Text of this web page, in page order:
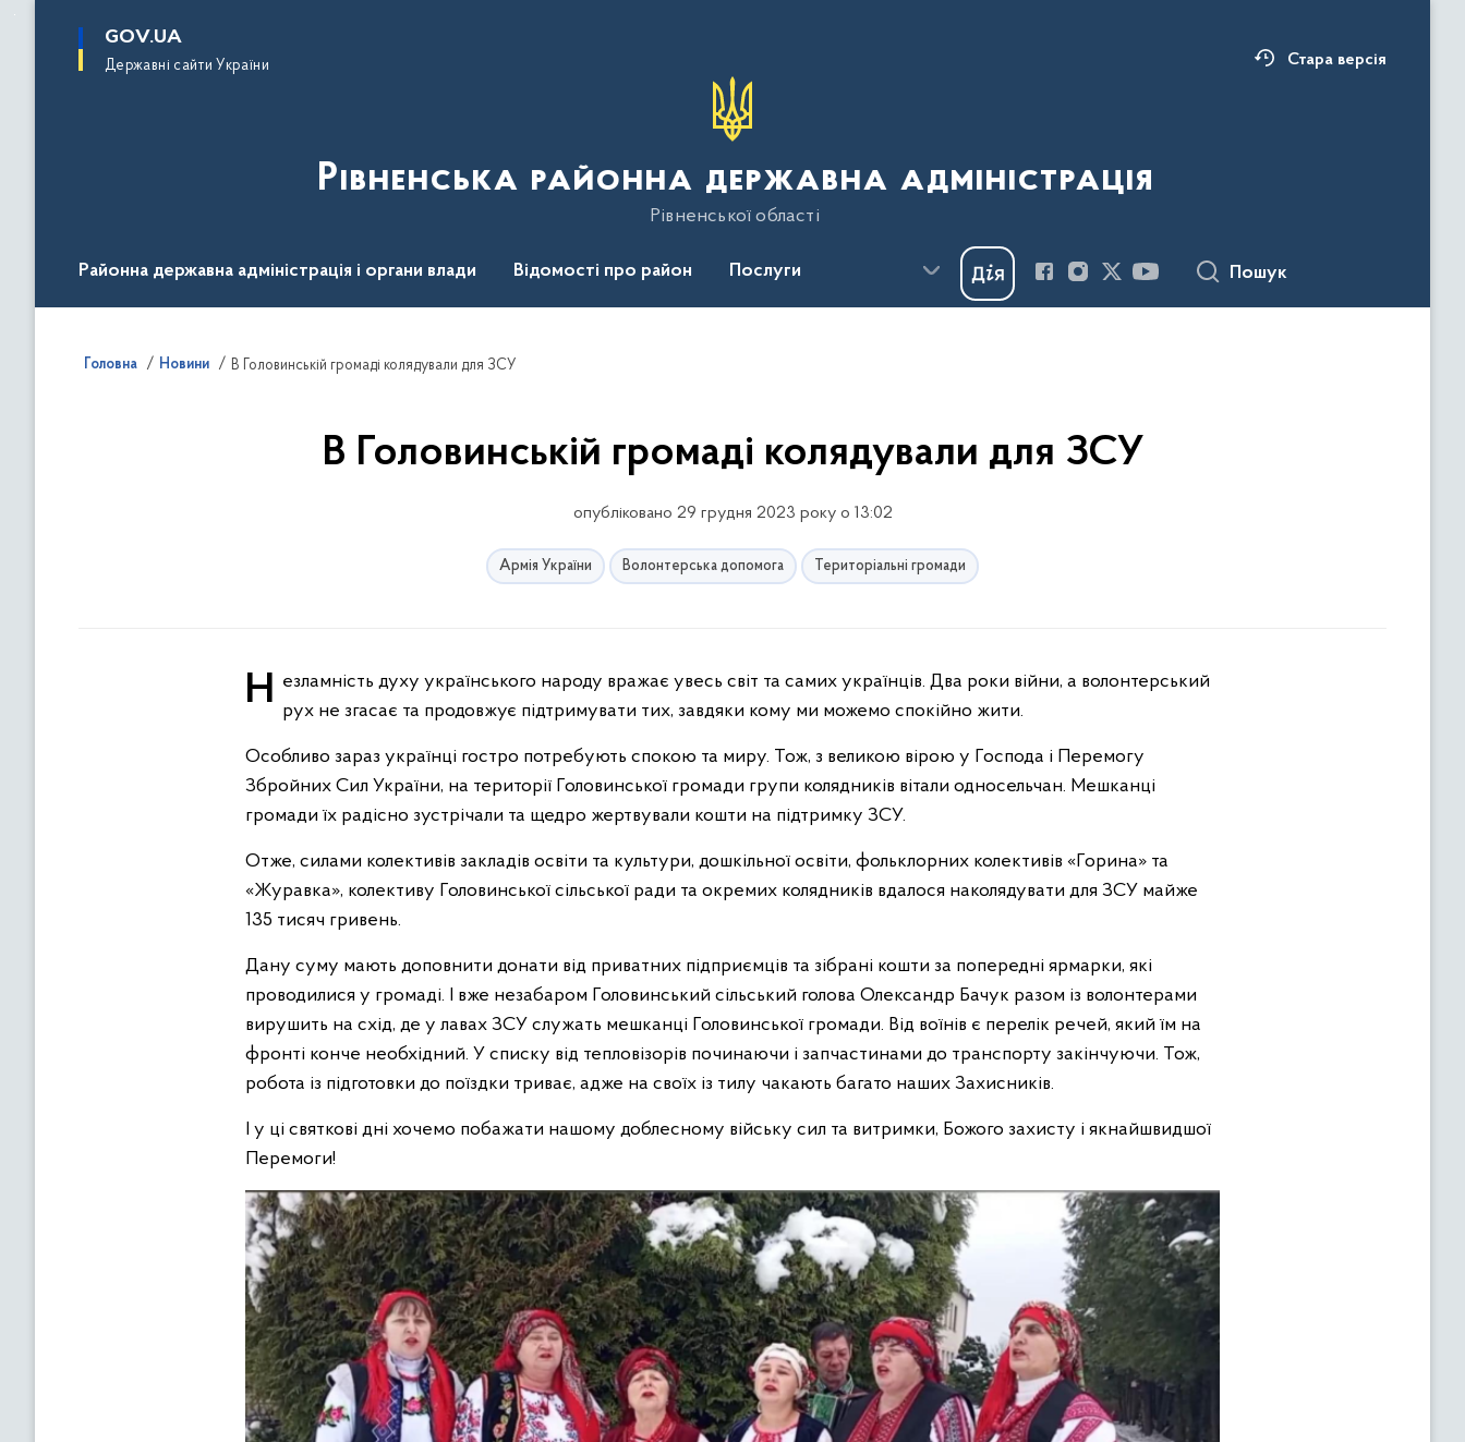
основного
GOV.UA
Державні сайти України Стара версія
Рівненська районна державна адміністрація
Рівненської області
Районна державна адміністрація і органи влади Відомості про район Послуги Пошук
Головна Новини В Головинській громаді колядували для ЗСУ
В Головинській громаді колядували для ЗСУ
опубліковано 29 грудня 2023 року о 13:02
Армія України Волонтерська допомога Територіальні громади
Незламність духу українського народу вражає увесь світ та самих українців. Два роки війни, а волонтерський рух не згасає та продовжує підтримувати тих, завдяки кому ми можемо спокійно жити.
Особливо зараз українці гостро потребують спокою та миру. Тож, з великою вірою у Господа і Перемогу
Збройних Сил України, на території Головинської громади групи колядників вітали односельчан. Мешканці
громади їх радісно зустрічали та щедро жертвували кошти на підтримку ЗСУ.
Отже, силами колективів закладів освіти та культури, дошкільної освіти, фольклорних колективів «Горина» та
«Журавка», колективу Головинської сільської ради та окремих колядників вдалося наколядувати для ЗСУ майже
135 тисяч гривень.
Дану суму мають доповнити донати від приватних підприємців та зібрані кошти за попередні ярмарки, які
проводилися у громаді. І вже незабаром Головинський сільський голова Олександр Бачук разом із волонтерами
вирушить на схід, де у лавах ЗСУ служать мешканці Головинської громади. Від воїнів є перелік речей, який їм на
фронті конче необхідний. У списку від тепловізорів починаючи і запчастинами до транспорту закінчуючи. Тож,
робота із підготовки до поїздки триває, адже на своїх із тилу чакають багато наших Захисників.
І у ці святкові дні хочемо побажати нашому доблесному війську сил та витримки, Божого захисту і якнайшвидшої
Перемоги!